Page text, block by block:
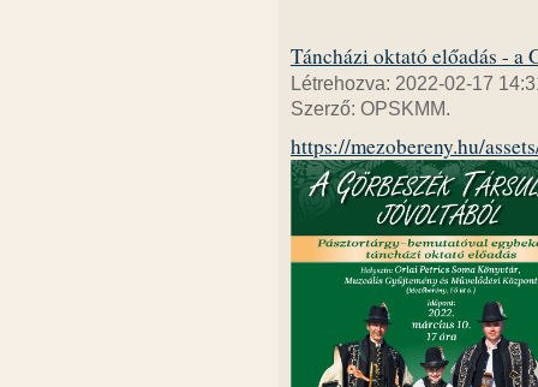
Táncházi oktató előadás - a
Létrehozva: 2022-02-17
Szerző: OPSKMM.
https://mezobereny.hu/